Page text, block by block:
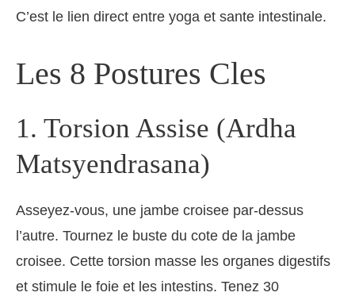
C’est le lien direct entre yoga et sante intestinale.
Les 8 Postures Cles
1. Torsion Assise (Ardha
Matsyendrasana)
Asseyez-vous, une jambe croisee par-dessus
l’autre. Tournez le buste du cote de la jambe
croisee. Cette torsion masse les organes digestifs
et stimule le foie et les intestins. Tenez 30